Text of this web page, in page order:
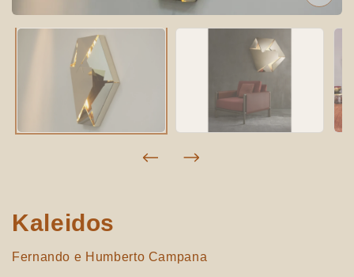
Kaleidos
Fernando e Humberto Campana